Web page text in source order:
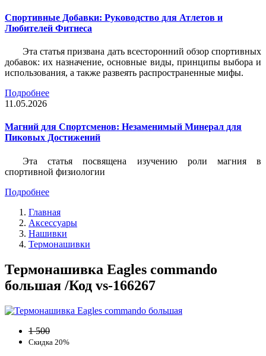
Спортивные Добавки: Руководство для Атлетов и
Любителей Фитнеса
Эта статья призвана дать всесторонний обзор спортивных
добавок: их назначение, основные виды, принципы выбора и
использования, а также развеять распространенные мифы.
Подробнее
11.05.2026
Магний для Спортсменов: Незаменимый Минерал для
Пиковых Достижений
Эта статья посвящена изучению роли магния в
спортивной физиологии
Подробнее
Главная
Аксессуары
Нашивки
Термонашивки
Термонашивка Eagles commando
большая /Код vs-166267
1 500
Скидка 20%